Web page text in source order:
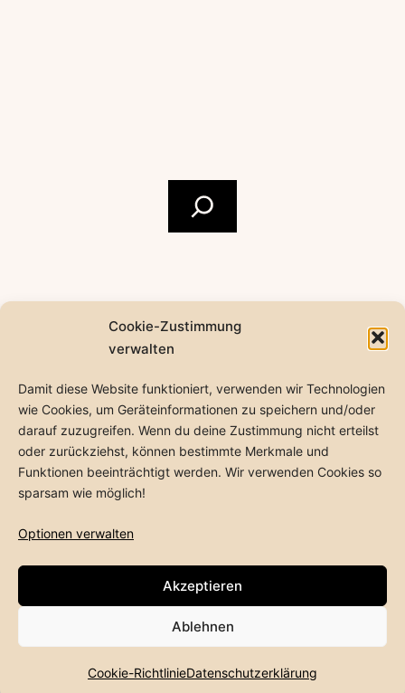
Cookie-Zustimmung
verwalten
Damit diese Website funktioniert, verwenden wir Technologien
wie Cookies, um Geräteinformationen zu speichern und/oder
darauf zuzugreifen. Wenn du deine Zustimmung nicht erteilst
oder zurückziehst, können bestimmte Merkmale und
Funktionen beeinträchtigt werden. Wir verwenden Cookies so
sparsam wie möglich!
Optionen verwalten
Akzeptieren
Ablehnen
Cookie-RichtlinieDatenschutzerklärung
Suchen
E-
Mail
Linkedin
www.text-der-stadt.de Impressum
Cookie-Richtlinie (EU)
MICHAEL BIENERT
Datenschutzerklärung
Stolz präsentiert vonWordPress
Dark Mode: